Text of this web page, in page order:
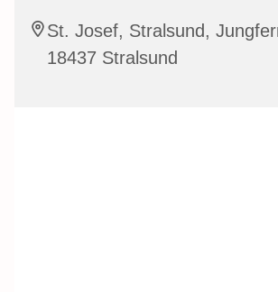
St. Josef, Stralsund,
18437 Stralsund